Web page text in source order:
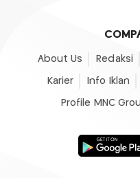
About Us Redaksi
Karier Info Iklan
Profile MNC